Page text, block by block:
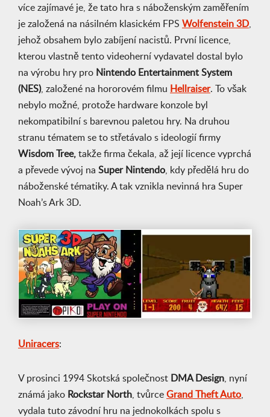
více zajímavé je, že tato hra s náboženským zaměřením
je založená na násilném klasickém FPS Wolfenstein 3D
jehož obsahem bylo zabíjení nacistů. První licence,
kterou vlastně tento videoherní vydavatel dostal bylo
na výrobu hry pro Nintendo Entertainment System
(NES), založené na hororovém filmu Hellraiser. To však
nebylo možné, protože hardware konzole byl
nekompatibilní s barevnou paletou hry. Na druhou
stranu tématem se to střetávalo s ideologií firmy
Wisdom Tree, takže firma čekala, až její licence vyprchá
a převede vývoj na Super Nintendo , kdy předělá hru do
náboženské tématiky. A tak vznikla nevinná hra Super
Noah’s Ark 3D.
Uniracers:
V prosinci 1994 Skotská společnost DMA Design, nyní
známá jako Rockstar North, tvůrce Grand Theft Auto,
vydala tuto závodní hru na jednokolkách spolu s